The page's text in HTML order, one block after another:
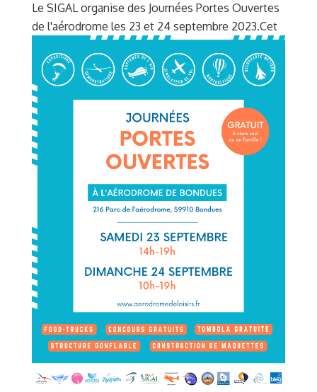
Le SIGAL organise des Journées Portes Ouvertes
de l'aérodrome les 23 et 24 septembre 2023.Cet